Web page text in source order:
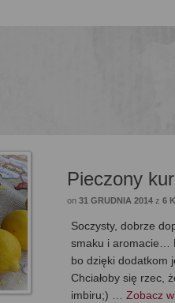
Pieczony
on31 GRUDNIA 2014 z6
Soczysty, dobrze
smaku i aromacie…
bo dzięki dodatkom
Chciałoby się rzec,
imbiru;) …Zobacz